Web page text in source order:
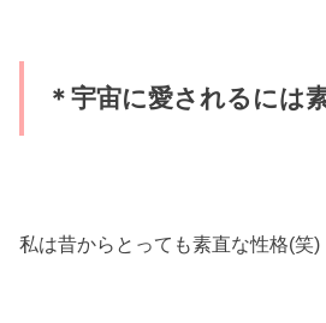
＊宇宙に愛されるには
私は昔からとっても素直な性格(笑)